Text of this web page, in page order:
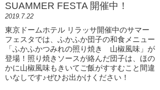
SUAMMER FESTA 開催中！
2019.7.22
東京ドームホテル リラッサ開催中のサマー
フェスタでは、ふかふか団子の和食メニュー
「ふかふかつみれの照り焼き 山椒風味」が
登場！照り焼きソースが絡んだ団子は、ほの
かに山椒風味もきいてご飯がすすむこと間違
いなしです♪ぜひお出かけください！